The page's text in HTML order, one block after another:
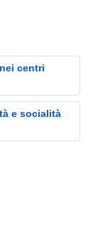
centri
e socialità